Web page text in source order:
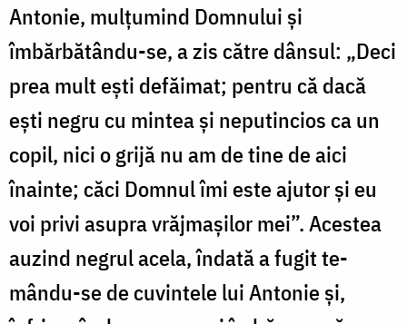
Antonie, mulțumind Domnului și
îmbărbătându-se, a zis către dânsul: „Deci
prea mult ești defăimat; pentru că dacă
ești negru cu mintea și neputincios ca un
copil, nici o grijă nu am de tine de aici
înainte; căci Domnul îmi este ajutor și eu
voi privi asupra vrăj­ma­șilor mei”. Acestea
auzind negrul acela, îndată a fugit te­
mându-se de cu­vin­tele lui Antonie și,